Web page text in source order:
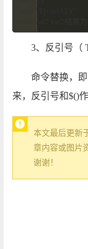
3、反引号（
命令替换，
来，反引号和$()
本文最后更新
章内容或图片
谢谢！